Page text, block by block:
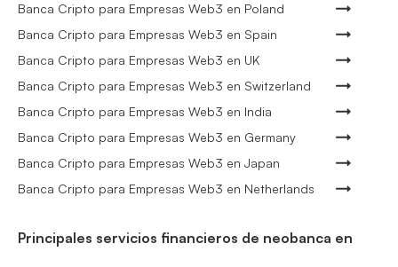
Banca Cripto para Empresas Web3 en Poland
Banca Cripto para Empresas Web3 en Spain
Banca Cripto para Empresas Web3 en UK
Banca Cripto para Empresas Web3 en Switzerland
Banca Cripto para Empresas Web3 en India
Banca Cripto para Empresas Web3 en Germany
Banca Cripto para Empresas Web3 en Japan
Banca Cripto para Empresas Web3 en Netherlands
Principales servicios financieros de neobanca en